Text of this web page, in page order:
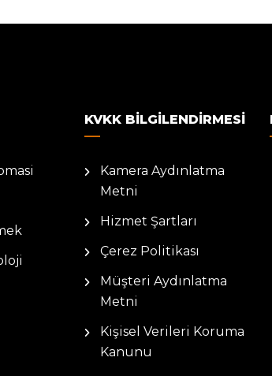
KVKK BILGILENDIRMESI
Kamera Aydınlatma
Metni
Hizmet Şartları
Çerez Politikası
Müşteri Aydınlatma
Metni
Kişisel Verileri Koruma
Kanunu